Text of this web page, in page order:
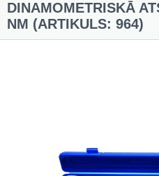
DINAMOMETRISKĀ
NM (ARTIKULS: 964)
Skriemeļu noņēmēji,
Automašīnu pacēlaji,
pacēlāji (16)